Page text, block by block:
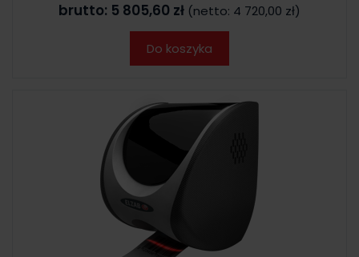
brutto: 5 805,60 zł (netto: 4 720,00 zł)
Do koszyka